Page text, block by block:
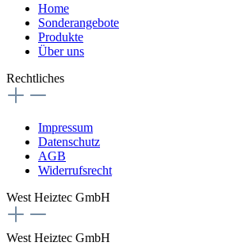
Home
Sonderangebote
Produkte
Über uns
Rechtliches
Impressum
Datenschutz
AGB
Widerrufsrecht
West Heiztec GmbH
West Heiztec GmbH